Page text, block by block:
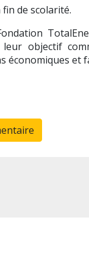
de scolarité.
leur objectif
économiques et